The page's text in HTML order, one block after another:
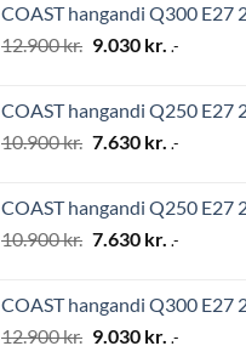
24.500 kr..17.150
COAST hangandi Q300 E27
12.900kr. Original
12.900 kr..
9.030 kr. Current
9.030 kr..
.-
COAST hangandi Q250 E27
10.900kr. Original
10.900 kr..
7.630 kr. Current
7.630 kr..
.-
COAST hangandi Q250 E27
10.900kr. Original
10.900 kr..
7.630 kr. Current
7.630 kr..
.-
COAST hangandi Q300 E27
12.900kr. Original
9.030 kr. Current
.-